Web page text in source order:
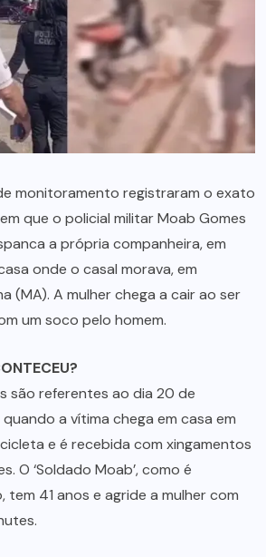
monitoramento registraram o exato
que o policial militar Moab Gomes
a própria companheira, em
onde o casal morava, em
(MA). A mulher chega a cair ao ser
um soco pelo homem.
são referentes ao dia 20 de
a vítima chega em casa em
e é recebida com xingamentos
O ‘Soldado Moab’, como é
tem 41 anos e agride a mulher com